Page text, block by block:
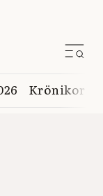
Krönikor